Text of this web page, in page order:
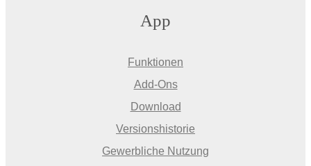
App
Funktionen
Add-Ons
Download
Versionshistorie
Gewerbliche Nutzung